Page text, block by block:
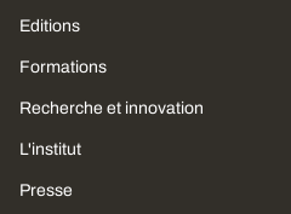
Editions
Formations
Recherche et innovation
L'institut
Presse